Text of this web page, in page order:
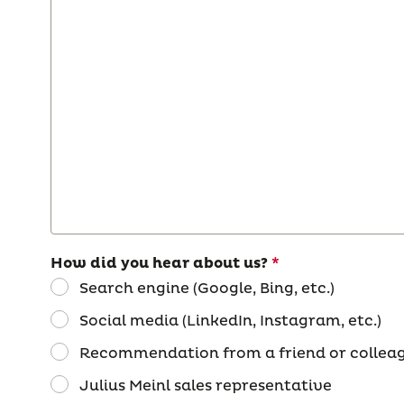
How did you hear about us?
Search engine (Google, Bing, etc.)
Social media (LinkedIn, Instagram, etc.)
Recommendation from a friend or
Julius Meinl sales representative